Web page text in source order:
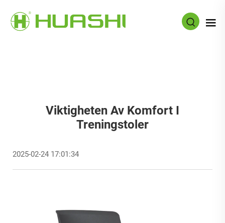
Viktigheten Av Komfort I
Treningstoler
2025-02-24 17:01:34